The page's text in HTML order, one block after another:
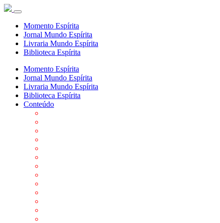
Momento Espírita
Jornal Mundo Espírita
Livraria Mundo Espírita
Biblioteca Espírita
Momento Espírita
Jornal Mundo Espírita
Livraria Mundo Espírita
Biblioteca Espírita
Conteúdo